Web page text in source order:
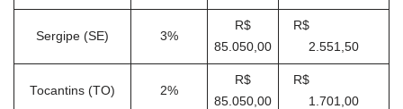
Sergipe (SE) 3%
R$
85.050,00
R$
2.551,50
Tocantins (TO) 2%
R$
85.050,00
R$
1.701,00